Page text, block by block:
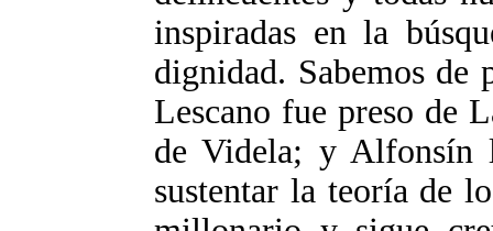
inspiradas en la
dignidad. Sabemos de
Lescano fue preso de
de Videla; y Alfonsín
sustentar la teoría de